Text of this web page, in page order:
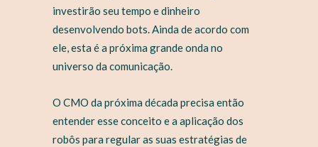
investirão seu tempo e dinheiro
desenvolvendo bots. Ainda de acordo com
ele, esta é a próxima grande onda no
universo da comunicação.
O CMO da próxima década precisa então
entender esse conceito e a aplicação dos
robôs para regular as suas estratégias de